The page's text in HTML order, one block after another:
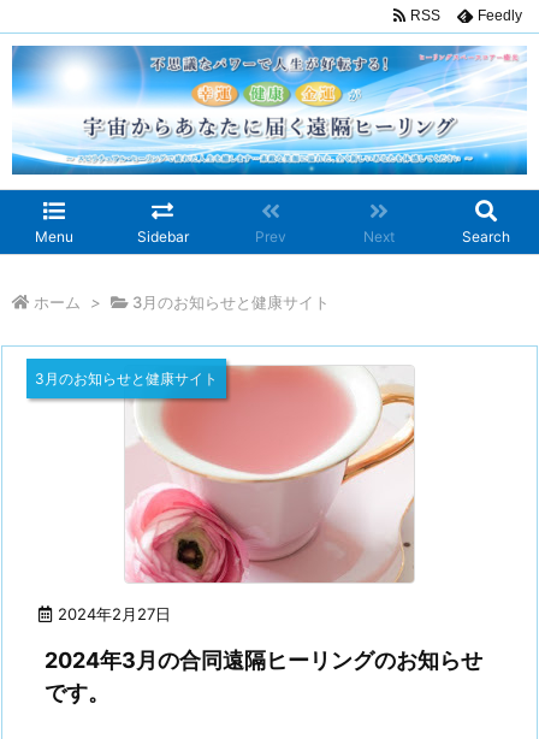
Menu Sidebar Prev Next Search
RSS Feedly
ホーム > 3月のお知らせと健康サイト
2024年2月27日
3月のお知らせと健康サイト
2024年3月の合同遠隔ヒーリングのお知らせ
です。